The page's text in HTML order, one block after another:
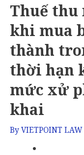
Thuế thu
khi mua
thành
thời hạn
mức xử
khai
ByVIETPOINT LAW